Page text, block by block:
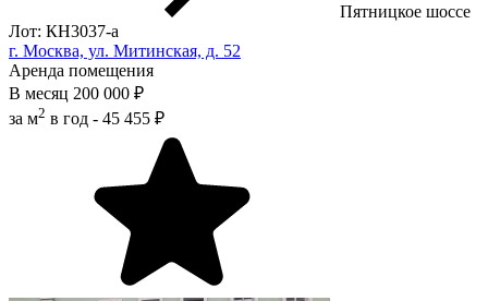
Пятницкое шоссе
Лот: КН3037-a
г. Москва, ул. Митинская, д. 52
Аренда помещения
В месяц 200 000 ₽
за м2 в год - 45 455 ₽